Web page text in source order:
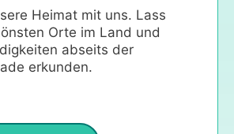
Heimat mit uns. Lass
Orte im Land und
abseits der
erkunden.